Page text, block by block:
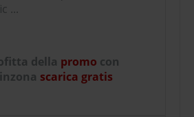
...
della promo con
scarica gratis